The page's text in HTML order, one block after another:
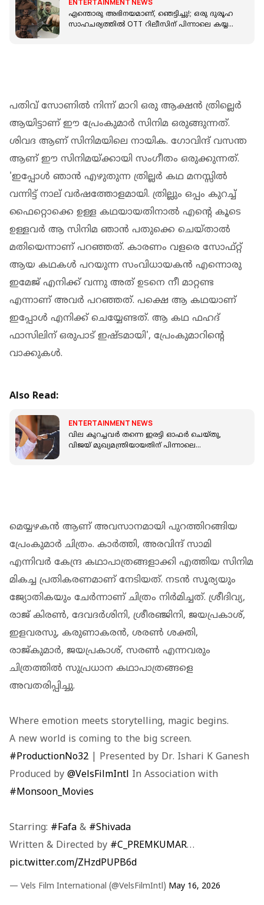
ENTERTAINMENT NEWS
എന്തൊരു അഭിനയമാണ്, ഞെട്ടിച്ചു!; ഒരു ദുരൂഹ
സാഹചര്യത്തിൽ OTT റിലീസിന് പിന്നാലെ കയ്യടി
പതിവ് സോണിൽ നിന്ന് മാറി ഒരു ആക്ഷൻ ത്രില്ലെർ
ആയിട്ടാണ് ഈ പ്രേംകുമാർ സിനിമ ഒരുങ്ങുന്നത്.
ശിവദ ആണ് സിനിമയിലെ നായിക. ഗോവിന്ദ് വസന്ത
ആണ് ഈ സിനിമയ്ക്കായി സംഗീതം ഒരുക്കുന്നത്.
'ഇപ്പോൾ ഞാൻ എഴുതുന്ന ത്രില്ലർ കഥ മനസ്സിൽ
വന്നിട്ട് നാല് വർഷത്തോളമായി. ത്രില്ലും ഒപ്പം കുറച്ച്
ഫൈറ്റൊക്കെ ഉള്ള കഥയായതിനാൽ എന്റെ കൂടെ
ഉള്ളവർ ആ സിനിമ ഞാൻ പതുക്കെ ചെയ്താൽ
മതിയെന്നാണ് പറഞ്ഞത്. കാരണം വളരെ സോഫ്റ്റ്
ആയ കഥകൾ പറയുന്ന സംവിധായകൻ എന്നൊരു
ഇമേജ് എനിക്ക് വന്നു അത് ഉടനെ നീ മാറ്റണ്ട
എന്നാണ് അവർ പറഞ്ഞത്. പക്ഷെ ആ കഥയാണ്
ഇപ്പോൾ എനിക്ക് ചെയ്യേണ്ടത്. ആ കഥ ഫഹദ്
ഫാസിലിന് ഒരുപാട് ഇഷ്ടമായി', പ്രേംകുമാറിന്റെ
വാക്കുകൾ.
Also Read:
ENTERTAINMENT NEWS
വില കുറച്ചവർ തന്നെ ഇരട്ടി ഓഫർ ചെയ്തു,
വിജയ് മുഖ്യമന്ത്രിയായതിന് പിന്നാലെ
മെയ്യഴകൻ ആണ് അവസാനമായി പുറത്തിറങ്ങിയ
പ്രേംകുമാർ ചിത്രം. കാർത്തി, അരവിന്ദ് സാമി
എന്നിവർ കേന്ദ്ര കഥാപാത്രങ്ങളാക്കി എത്തിയ സിനിമ
മികച്ച പ്രതികരണമാണ് നേടിയത്. നടൻ സൂര്യയും
ജ്യോതികയും ചേർന്നാണ് ചിത്രം നിർമിച്ചത്. ശ്രീദിവ്യ,
രാജ് കിരൺ, ദേവദർശിനി, ശ്രീരഞ്ജിനി, ജയപ്രകാശ്,
ഇളവരസു, കരുണാകരൻ, ശരൺ ശക്തി,
രാജ്കുമാർ, ജയപ്രകാശ്, സരൺ എന്നവരും
ചിത്രത്തിൽ സുപ്രധാന കഥാപാത്രങ്ങളെ
അവതരിപ്പിച്ചു.
Where emotion meets storytelling, magic begins.
A new world is coming to the big screen.
#ProductionNo32 | Presented by Dr. Ishari K Ganesh
Produced by @VelsFilmIntl In Association with
#Monsoon_Movies
Starring: #Fafa & #Shivada
Written & Directed by #C_PREMKUMAR…
pic.twitter.com/ZHzdPUPB6d
— Vels Film International (@VelsFilmIntl) May 16, 2026